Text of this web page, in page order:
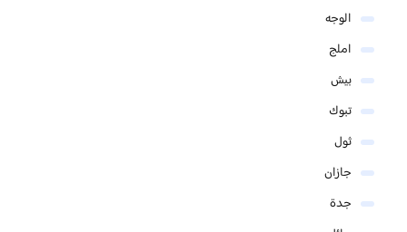
الوجه
املج
بيش
تبوك
ثول
جازان
جدة